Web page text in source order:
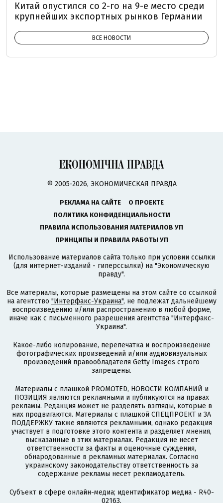
Китай опустился со 2-го на 9-е место среди
крупнейших экспортных рынков Германии
ВСЕ НОВОСТИ
© 2005-2026, ЭКОНОМИЧЕСКАЯ ПРАВДА
РЕКЛАМА НА САЙТЕ
О ПРОЕКТЕ
ПОЛИТИКА КОНФИДЕНЦИАЛЬНОСТИ
ПРАВИЛА ИСПОЛЬЗОВАНИЯ МАТЕРИАЛОВ УП
ПРИНЦИПЫ И ПРАВИЛА РАБОТЫ УП
Использование материалов сайта только при условии ссылки
(для интернет-изданий - гиперссылки) на "Экономическую
правду".
Все материалы, которые размещены на этом сайте со ссылкой
на агентство "Интерфакс-Украина", не подлежат дальнейшему
воспроизведению и/или распространению в любой форме,
иначе как с письменного разрешения агентства "Интерфакс-
Украина".
Какое-либо копирование, перепечатка и воспроизведение
фотографических произведений и/или аудиовизуальных
произведений правообладателя Getty Images строго
запрещены.
Материалы с плашкой PROMOTED, НОВОСТИ КОМПАНИЙ и
ПОЗИЦИЯ являются рекламными и публикуются на правах
рекламы. Редакция может не разделять взгляды, которые в
них продвигаются. Материалы с плашкой СПЕЦПРОЕКТ и ЗА
ПОДДЕРЖКУ также являются рекламными, однако редакция
участвует в подготовке этого контента и разделяет мнения,
высказанные в этих материалах. Редакция не несет
ответственности за факты и оценочные суждения,
обнародованные в рекламных материалах. Согласно
украинскому законодательству ответственность за
содержание рекламы несет рекламодатель.
Субъект в сфере онлайн-медиа; идентификатор медиа - R40-
02163.